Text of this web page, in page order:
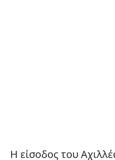
Η είσοδος του